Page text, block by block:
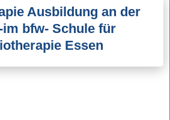
Ausbildung an der
im bfw- Schule für
Essen